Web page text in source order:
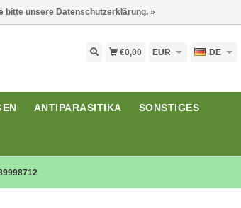
€0,00 EUR DE
ANTIPARASITIKA SONSTIGES
bitte unsere Datenschutzerklärung. »